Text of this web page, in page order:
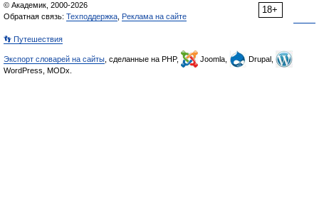
18+
© Академик, 2000-2026
Обратная связь: Техподдержка Реклама на сайте
👣 Путешествия
Экспорт словарей на сайты , сделанные на PHP, Joomla,
Drupal,
WordPress, MODx.